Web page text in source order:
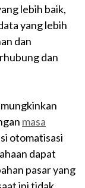
lebih baik,
yang lebih
dan
dan
masa
otomatisasi
dapat
pasar yang